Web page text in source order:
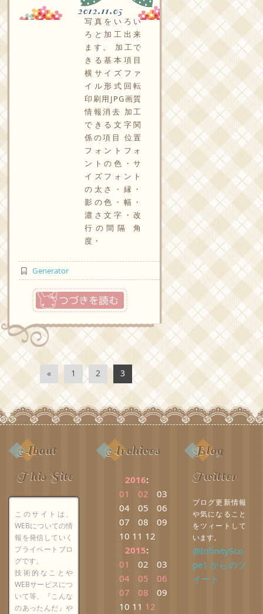
2012.11.05
写真をいろい
ろと加工出来
ます。 加工で
きる基本項目
横サイズファ
イル形式回転
印刷用JPG画質
情報消去 加工
できる文字関
係の項目 位置
フォントフォ
ントの色・サ
イズフォント
の太さ・縁・
影の色・幅・
濃さ文字・改
行の間隔 角
度・
Generator
つづきを読む
« 1 2 3
About
This Site
このサイトは、
WEBについての情
報を発信していく
プライベートブロ
グです。
技術的なことや
WEBサービスにつ
いて等、『こんな
のあったんだ』や
Archives
2016:
01
02
03
04
05
06
07
08
09
10 11 12
2015:
01
02
03
04
05
06
07
08
09
10 11 12
Blog
Twitter
ブログ更新情報
や気になること
をツィートして
います。
@InfinitySco
pe1 からのツ
イート